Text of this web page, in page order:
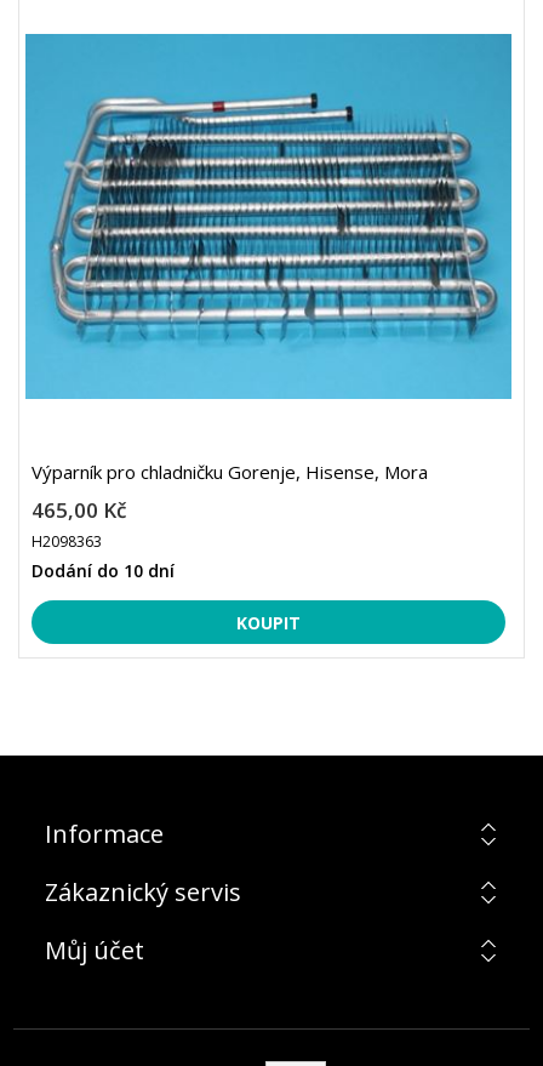
Výparník pro chladničku Gorenje, Hisense, Mora
465,00 Kč
H2098363
Dodání do 10 dní
Informace
Zákaznický servis
Můj účet